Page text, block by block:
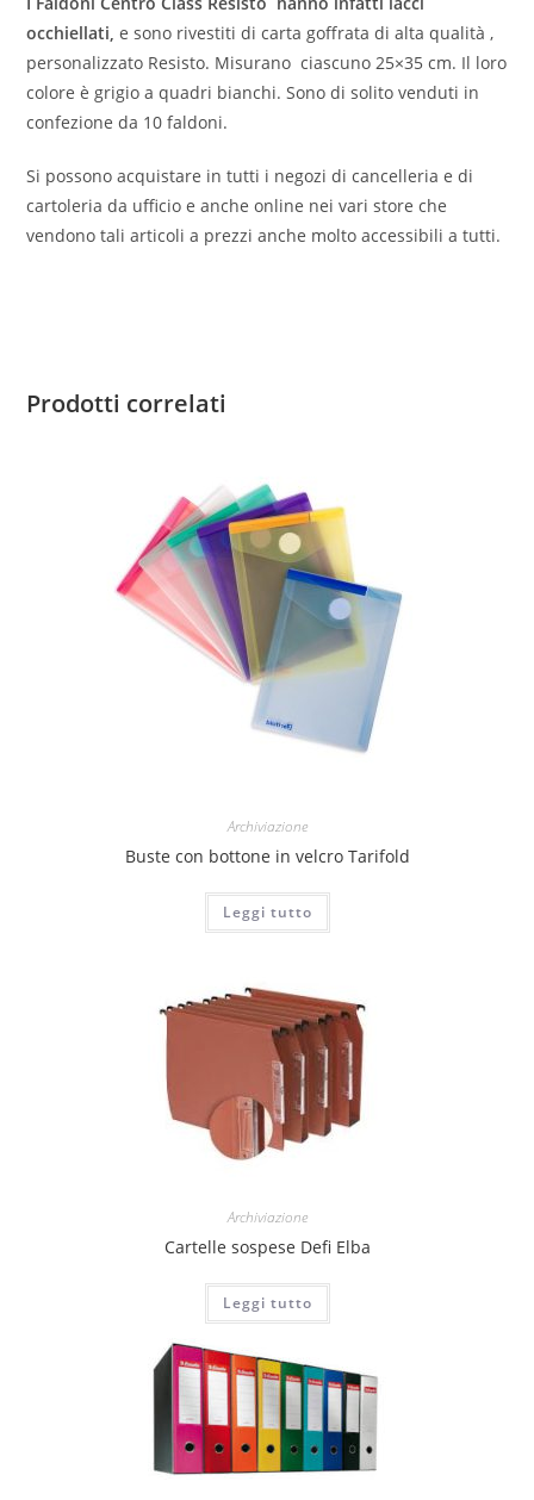
occhiellati, e sono rivestiti di carta goffrata di alta qualità ,
personalizzato Resisto. Misurano ciascuno 25×35 cm. Il loro
colore è grigio a quadri bianchi. Sono di solito venduti in
confezione da 10 faldoni.
Si possono acquistare in tutti i negozi di cancelleria e di
cartoleria da ufficio e anche online nei vari store che
vendono tali articoli a prezzi anche molto accessibili a tutti.
Prodotti correlati
Archiviazione
Buste con bottone in velcro Tarifold
Leggi tutto
Archiviazione
Cartelle sospese Defi Elba
Leggi tutto